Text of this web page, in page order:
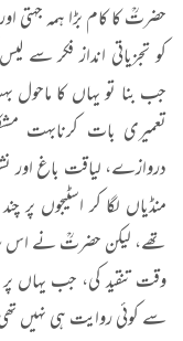
حضرتؒ کا کام بڑا ہمہ جہتی
کو تجزیاتی انداز فکر
جب بنا تو یہاں کا ماحول
تعمیری بات کرنابہت
دروازے، لیاقت باغ اور
منڈیاں لگا کر اسٹیجوں
تھے، لیکن حضرتؒ نے اس
وقت تنقید کی، جب یہاں
سے کوئی روایت ہی نہیں